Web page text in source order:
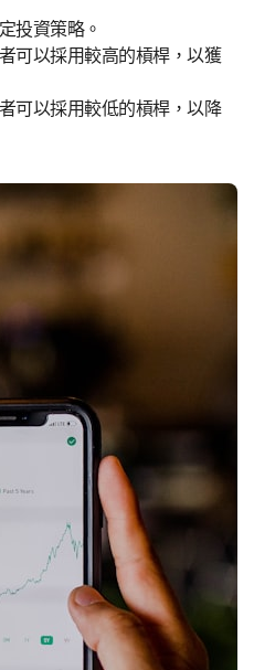
投資策略。
可以採用較高的槓桿，以獲
可以採用較低的槓桿，以降